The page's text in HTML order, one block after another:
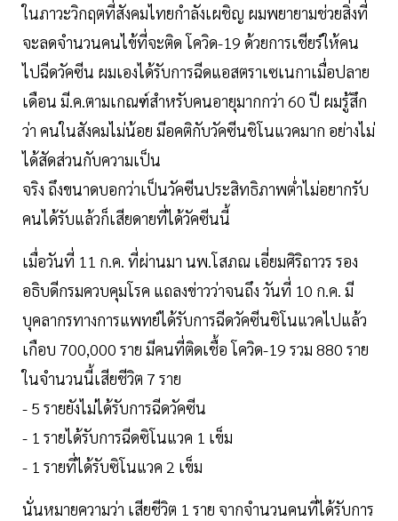
ในภาวะวิกฤตที่สังคมไทยกำลังเผชิญ ผมพยายามช่วยสิ่งที่
จะลดจำนวนคนไข้ที่จะติด โควิด-19 ด้วยการเชียร์ให้คน
ไปฉีดวัคซีน ผมเองได้รับการฉีดแอสตราเซเนกาเมื่อปลาย
เดือน มี.ค.ตามเกณฑ์สำหรับคนอายุมากกว่า 60 ปี ผมรู้สึก
ว่า คนในสังคมไม่น้อย มีอคติกับวัคซีนชิโนแวคมาก อย่างไม่
ได้สัดส่วนกับความเป็น
จริง ถึงขนาดบอกว่าเป็นวัคซีนประสิทธิภาพต่ำไม่อยากรับ
คนได้รับแล้วก็เสียดายที่ได้วัคซีนนี้
เมื่อวันที่ 11 ก.ค. ที่ผ่านมา นพ.โสภณ เอี่ยมศิริถาวร รอง
อธิบดีกรมควบคุมโรค แถลงข่าวว่าจนถึง วันที่ 10 ก.ค. มี
บุคลากรทางการแพทย์ได้รับการฉีดวัคซีนชิโนแวคไปแล้ว
เกือบ 700,000 ราย มีคนที่ติดเชื้อ โควิด-19 รวม 880 ราย
ในจำนวนนี้เสียชีวิต 7 ราย
- 5 รายยังไม่ได้รับการฉีดวัคซีน
- 1 รายได้รับการฉีดซิโนแวค 1 เข็ม
- 1 รายที่ได้รับซิโนแวค 2 เข็ม
นั่นหมายความว่า เสียชีวิต 1 ราย จากจำนวนคนที่ได้รับการ